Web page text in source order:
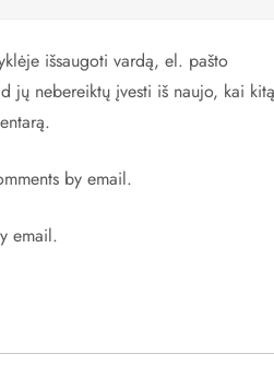
išsaugoti vardą, el. pašto
jų nebereiktų įvesti iš naujo, kai kitą
by email.
email.